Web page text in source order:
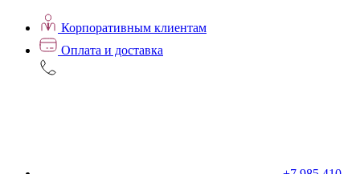
Корпоративным клиентам
Оплата и доставка